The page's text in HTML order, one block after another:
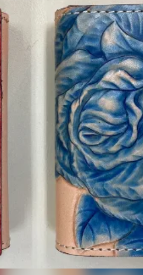
音楽
ゲーム・サービス開発
書籍・雑誌出版
チャレンジ
CAMPFIRE
CAMPFIRE